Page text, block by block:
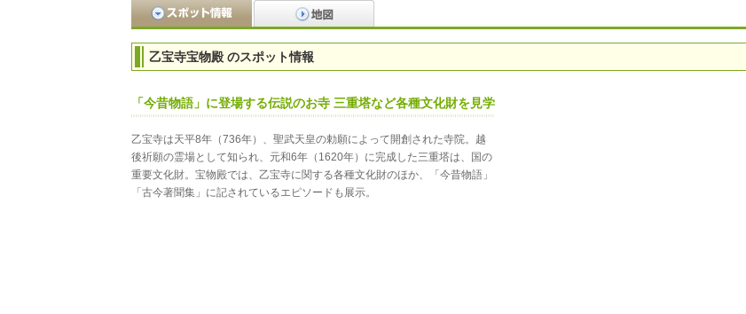
乙宝寺宝物殿 のスポット情報
「今昔物語」に登場する伝説のお寺 三重塔など各種文化財を見学
乙宝寺は天平8年（736年）、聖武天皇の勅願によって開創された寺院。越
後祈願の霊場として知られ、元和6年（1620年）に完成した三重塔は、国の
重要文化財。宝物殿では、乙宝寺に関する各種文化財のほか、「今昔物語」
「古今著聞集」に記されているエピソードも展示。